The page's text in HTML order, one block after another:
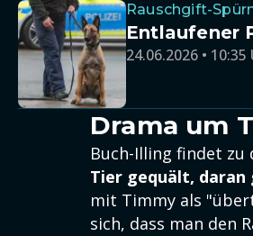
Rauschgift-
Entlaufener
24.06.2026 • 10:35
Drama um
Buch-Illing findet zu
Tier gequält,
mit Timmy als
sich, dass man den